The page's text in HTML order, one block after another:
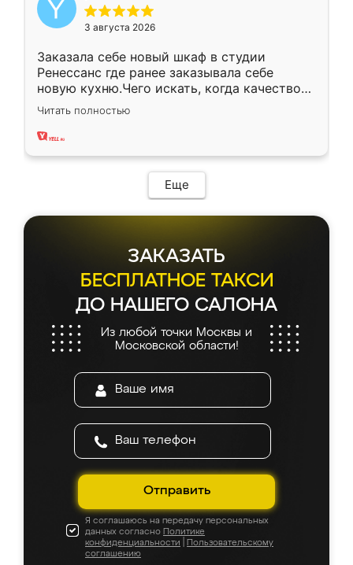
3 августа 2026
Заказала себе новый шкаф в студии
Ренессанс где ранее заказывала себе
новую кухню.Чего искать, когда качеством
вполне довольна. Служит кухня уже почти
два года, нареканий нет.
Читать полностью
Еще
ЗАКАЗАТЬ
БЕСПЛАТНОЕ ТАКСИ
ДО НАШЕГО САЛОНА
Из любой точки Москвы и
Московской области!
Отправить
Я соглашаюсь на передачу персональных
данных согласно Политике
конфиденциальности
Пользовательскому
соглашению